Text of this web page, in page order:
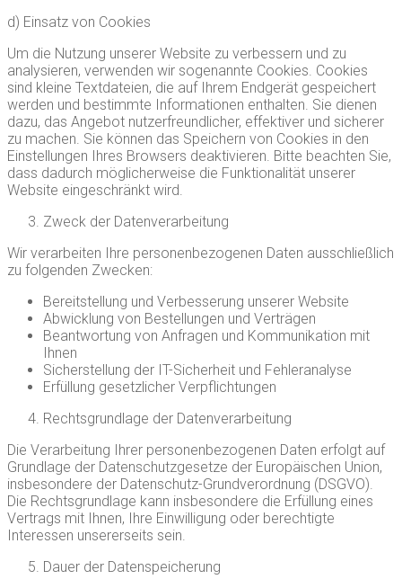
d) Einsatz von Cookies
Um die Nutzung unserer Website zu verbessern und zu
analysieren, verwenden wir sogenannte Cookies. Cookies
sind kleine Textdateien, die auf Ihrem Endgerät gespeichert
werden und bestimmte Informationen enthalten. Sie dienen
dazu, das Angebot nutzerfreundlicher, effektiver und sicherer
zu machen. Sie können das Speichern von Cookies in den
Einstellungen Ihres Browsers deaktivieren. Bitte beachten Sie,
dass dadurch möglicherweise die Funktionalität unserer
Website eingeschränkt wird.
Zweck der Datenverarbeitung
Wir verarbeiten Ihre personenbezogenen Daten ausschließlich
zu folgenden Zwecken:
Bereitstellung und Verbesserung unserer Website
Abwicklung von Bestellungen und Verträgen
Beantwortung von Anfragen und Kommunikation mit
Ihnen
Sicherstellung der IT-Sicherheit und Fehleranalyse
Erfüllung gesetzlicher Verpflichtungen
Rechtsgrundlage der Datenverarbeitung
Die Verarbeitung Ihrer personenbezogenen Daten erfolgt auf
Grundlage der Datenschutzgesetze der Europäischen Union,
insbesondere der Datenschutz-Grundverordnung (DSGVO).
Die Rechtsgrundlage kann insbesondere die Erfüllung eines
Vertrags mit Ihnen, Ihre Einwilligung oder berechtigte
Interessen unsererseits sein.
Dauer der Datenspeicherung